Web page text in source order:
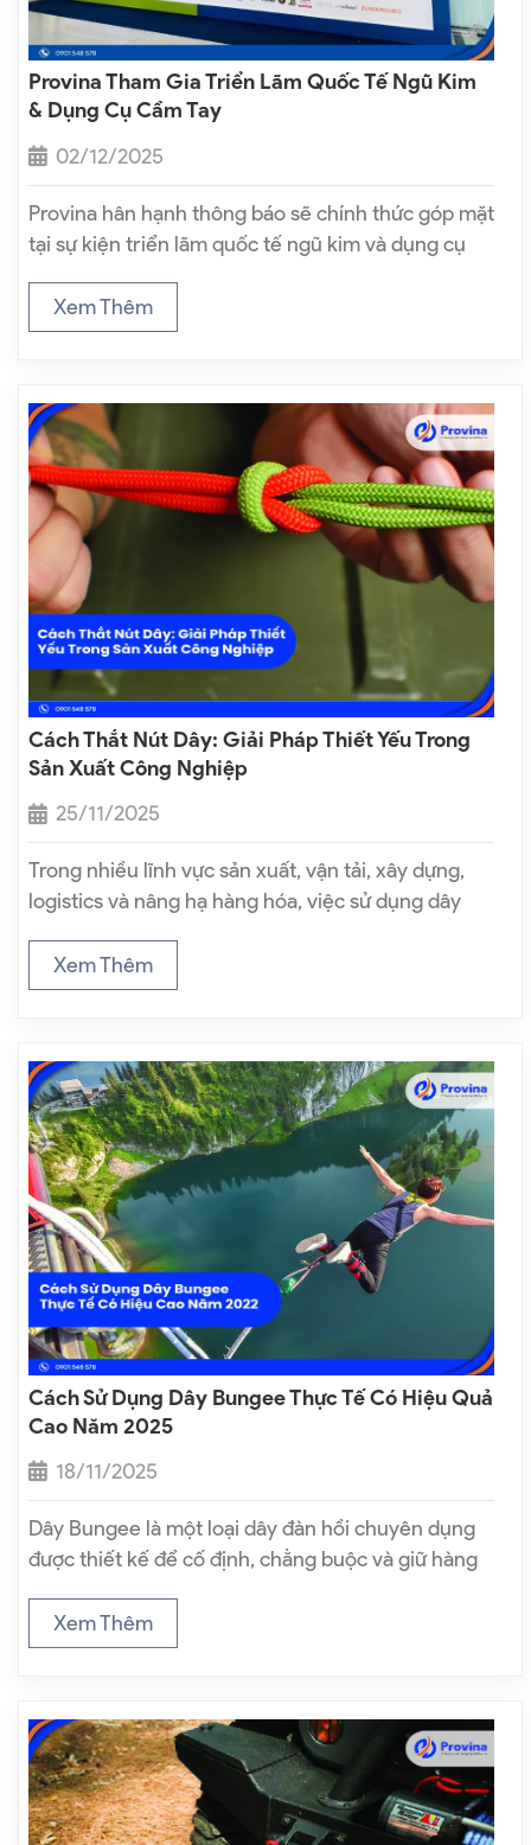
Provina Tham Gia Triển Lãm Quốc Tế Ngũ Kim
& Dụng Cụ Cầm Tay
02/12/2025
Provina hân hạnh thông báo sẽ chính thức góp mặt
tại sự kiện triển lãm quốc tế ngũ kim và dụng cụ
7. Đây là một sân chơi…
Xem Thêm
Cách Thắt Nút Dây: Giải Pháp Thiết Yếu Trong
Sản Xuất Công Nghiệp
25/11/2025
Trong nhiều lĩnh vực sản xuất, vận tải, xây dựng,
logistics và nâng hạ hàng hóa, việc sử dụng dây
Tuy nhiên, không phải ai cũng hiểu rằng cách
thắt…
Xem Thêm
Cách Sử Dụng Dây Bungee Thực Tế Có Hiệu Quả
Cao Năm 2025
18/11/2025
Dây Bungee là một loại dây đàn hồi chuyên dụng
được thiết kế để cố định, chằng buộc và giữ hàng
khả năng co giãn linh hoạt, dây Bungee giúp…
Xem Thêm